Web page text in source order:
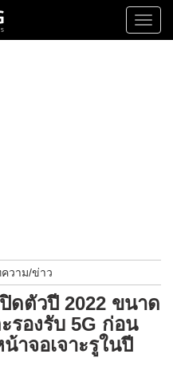
วาม/ข่าว
ดตัวปี 2022 ขนาด
รองรับ 5G ก่อน
าจอเจาะรูในปี